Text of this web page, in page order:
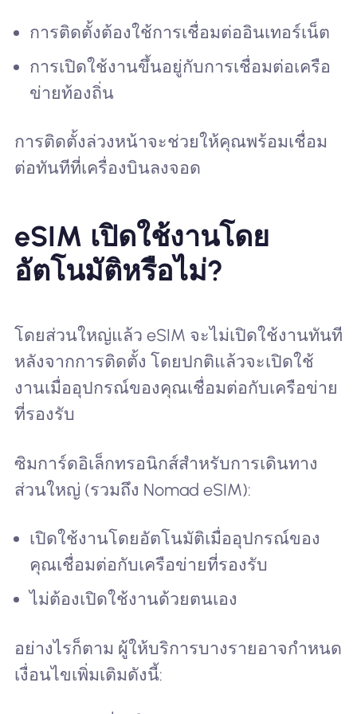
การติดตั้งต้องใช้การเชื่อมต่ออินเทอร์เน็ต
การเปิดใช้งานขึ้นอยู่กับการเชื่อมต่อเครือ
ข่ายท้องถิ่น
การติดตั้งล่วงหน้าจะช่วยให้คุณพร้อมเชื่อม
ต่อทันทีที่เครื่องบินลงจอด
eSIM เปิดใช้งานโดย
อัตโนมัติหรือไม่?
โดยส่วนใหญ่แล้ว eSIM จะไม่เปิดใช้งานทันที
หลังจากการติดตั้ง โดยปกติแล้วจะเปิดใช้
งานเมื่ออุปกรณ์ของคุณเชื่อมต่อกับเครือข่าย
ที่รองรับ
ซิมการ์ดอิเล็กทรอนิกส์สำหรับการเดินทาง
ส่วนใหญ่ (รวมถึง Nomad eSIM):
เปิดใช้งานโดยอัตโนมัติเมื่ออุปกรณ์ของ
คุณเชื่อมต่อกับเครือข่ายที่รองรับ
ไม่ต้องเปิดใช้งานด้วยตนเอง
อย่างไรก็ตาม ผู้ให้บริการบางรายอาจกำหนด
เงื่อนไขเพิ่มเติมดังนี้: